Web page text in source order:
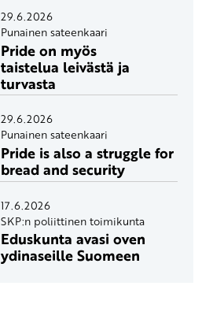
29.6.2026
Punainen sateenkaari
Pride on myös
taistelua leivästä ja
turvasta
29.6.2026
Punainen sateenkaari
Pride is also a struggle for
bread and security
17.6.2026
SKP:n poliittinen toimikunta
Eduskunta avasi oven
ydinaseille Suomeen